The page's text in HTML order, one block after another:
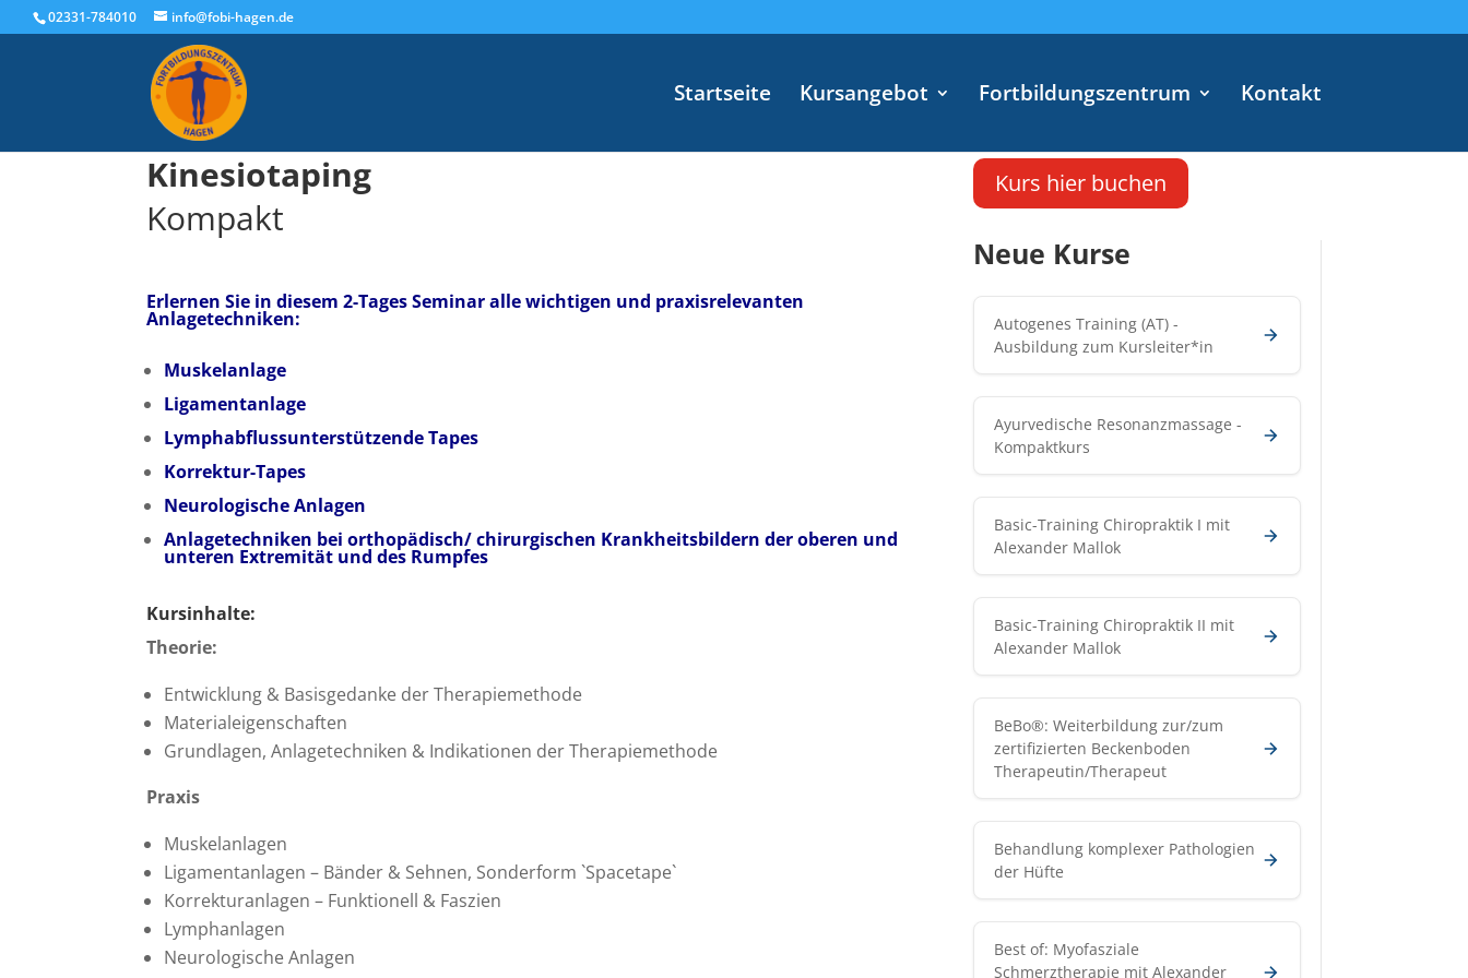
02331-784010 info@fobi-hagen.de
Startseite Kursangebot Fortbildungszentrum Kontakt
Kinesiotaping
Kompakt
Erlernen Sie in diesem 2-Tages Seminar alle wichtigen und praxisrelevanten
Anlagetechniken:
Muskelanlage
Ligamentanlage
Lymphabflussunterstützende Tapes
Korrektur-Tapes
Neurologische Anlagen
Anlagetechniken bei orthopädisch/ chirurgischen Krankheitsbildern der oberen und
unteren Extremität und des Rumpfes
Kursinhalte:
Theorie:
Entwicklung & Basisgedanke der Therapiemethode
Materialeigenschaften
Grundlagen, Anlagetechniken & Indikationen der Therapiemethode
Praxis
Muskelanlagen
Ligamentanlagen – Bänder & Sehnen, Sonderform `Spacetape`
Korrekturanlagen – Funktionell & Faszien
Lymphanlagen
Neurologische Anlagen
Kurs hier buchen
Neue Kurse
Autogenes Training (AT) -
Ausbildung zum Kursleiter*in
Ayurvedische Resonanzmassage -
Kompaktkurs
Basic-Training Chiropraktik I mit
Alexander Mallok
Basic-Training Chiropraktik II mit
Alexander Mallok
BeBo®: Weiterbildung zur/zum
zertifizierten Beckenboden
Therapeutin/Therapeut
Behandlung komplexer Pathologien
der Hüfte
Best of: Myofasziale
Schmerztherapie mit Alexander